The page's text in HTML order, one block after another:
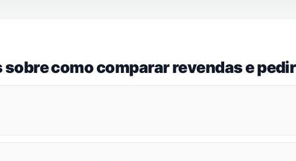
como comparar revendas e